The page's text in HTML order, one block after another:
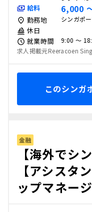
給料 6,000
勤務地 シンガポ
休日
就業時間
9:00 〜
求人掲載元Reeracoen
このシンガ
金融
【海外でシ
【アシスタ
ップマネー